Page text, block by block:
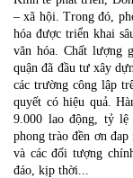
– xã hội. Trong đó,
hóa được triển khai
văn hóa. Chất lượng
quận đã đầu tư xây
các trường công lập
quyết có hiệu quả.
9.000 lao động, tỷ lệ
phong trào đền ơn
và các đối tượng
đáo, kịp thời...